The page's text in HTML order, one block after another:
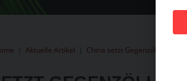
Aktuelle Artikel China setzt Gegenzölle auf